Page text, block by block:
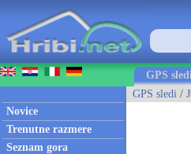
GPS
Novice
Trenutne razmere
Seznam gora
GPS sledi /